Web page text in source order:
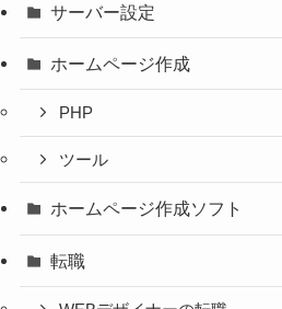
サーバー設定
ホームページ作成
PHP
ツール
ホームページ作成ソフト
転職